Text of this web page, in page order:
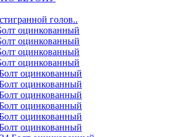
голов..
оцинкованный
оцинкованный
оцинкованный
оцинкованный
оцинкованный
оцинкованный
оцинкованный
оцинкованный
оцинкованный
оцинкованный